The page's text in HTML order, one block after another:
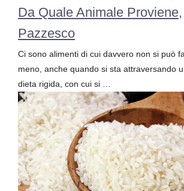
Da Quale Animale Proviene,
Pazzesco
Ci sono alimenti di cui davvero non si può
meno, anche quando si sta attraversando
dieta rigida, con cui si …